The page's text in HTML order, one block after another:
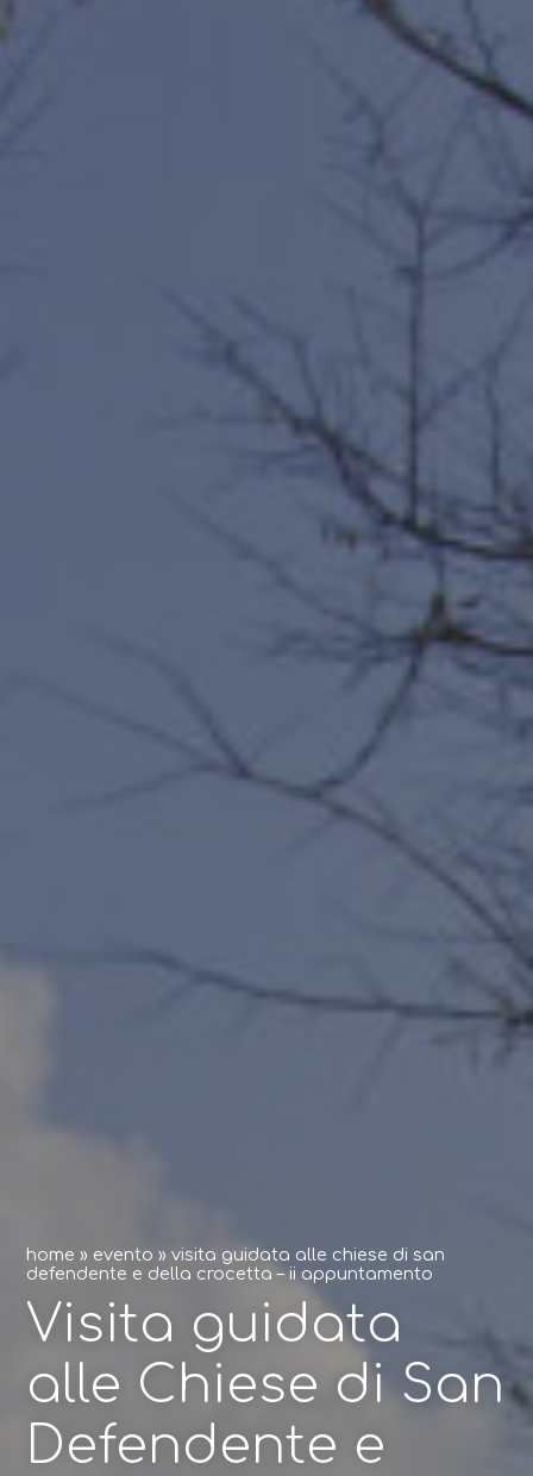
home » evento »visita guidata alle chiese di san
defendente e della crocetta – ii appuntamento
Visita guidata
alle Chiese di San
Defendente e